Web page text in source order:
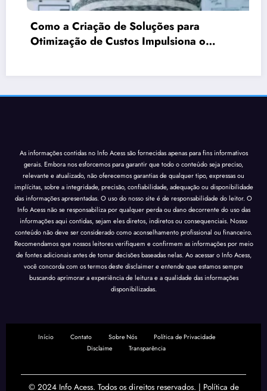
a Criação de Soluções para
de Custos Impulsiona o
As informações contidas no Info Acess são fornecidas apenas para fins informativos
gerais. Embora nos esforcemos para garantir que todo o conteúdo seja preciso,
relevante e atualizado, não oferecemos garantias de qualquer tipo, expressas ou
implícitas, sobre a integridade, precisão, confiabilidade, adequação ou disponibilidade
das informações apresentadas. O uso do nosso site é de responsabilidade do leitor. O
Info Acess não se responsabiliza por qualquer perda ou dano decorrente do uso das
informações aqui contidas, sejam eles diretos, indiretos ou consequenciais. Nosso
conteúdo não deve ser considerado como aconselhamento profissional ou financeiro.
Recomendamos que nossos leitores verifiquem e confirmem as informações por meio
buscando aprimorar a experiência de leitura e a qualidade das informações
disponibilizadas.
Início Contato Sobre Nós Política de Privacidade